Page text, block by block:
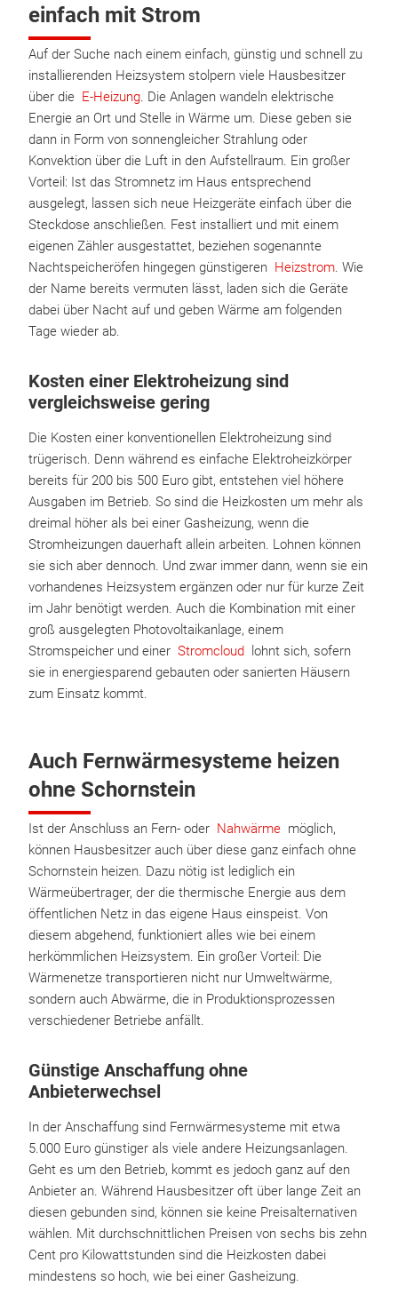
einfach mit Strom
Auf der Suche nach einem einfach, günstig und schnell zu
installierenden Heizsystem stolpern viele Hausbesitzer
über die E-Heizung. Die Anlagen wandeln elektrische
Energie an Ort und Stelle in Wärme um. Diese geben sie
dann in Form von sonnengleicher Strahlung oder
Konvektion über die Luft in den Aufstellraum. Ein großer
Vorteil: Ist das Stromnetz im Haus entsprechend
ausgelegt, lassen sich neue Heizgeräte einfach über die
Steckdose anschließen. Fest installiert und mit einem
eigenen Zähler ausgestattet, beziehen sogenannte
Nachtspeicheröfen hingegen günstigeren Heizstrom. Wie
der Name bereits vermuten lässt, laden sich die Geräte
dabei über Nacht auf und geben Wärme am folgenden
Tage wieder ab.
Kosten einer Elektroheizung sind
vergleichsweise gering
Die Kosten einer konventionellen Elektroheizung sind
trügerisch. Denn während es einfache Elektroheizkörper
bereits für 200 bis 500 Euro gibt, entstehen viel höhere
Ausgaben im Betrieb. So sind die Heizkosten um mehr als
dreimal höher als bei einer Gasheizung, wenn die
Stromheizungen dauerhaft allein arbeiten. Lohnen können
sie sich aber dennoch. Und zwar immer dann, wenn sie ein
vorhandenes Heizsystem ergänzen oder nur für kurze Zeit
im Jahr benötigt werden. Auch die Kombination mit einer
groß ausgelegten Photovoltaikanlage, einem
Stromspeicher und einer Stromcloud lohnt sich, sofern
sie in energiesparend gebauten oder sanierten Häusern
zum Einsatz kommt.
Auch Fernwärmesysteme heizen
ohne Schornstein
Ist der Anschluss an Fern- oder Nahwärme möglich,
können Hausbesitzer auch über diese ganz einfach ohne
Schornstein heizen. Dazu nötig ist lediglich ein
Wärmeübertrager, der die thermische Energie aus dem
öffentlichen Netz in das eigene Haus einspeist. Von
diesem abgehend, funktioniert alles wie bei einem
herkömmlichen Heizsystem. Ein großer Vorteil: Die
Wärmenetze transportieren nicht nur Umweltwärme,
sondern auch Abwärme, die in Produktionsprozessen
verschiedener Betriebe anfällt.
Günstige Anschaffung ohne
Anbieterwechsel
In der Anschaffung sind Fernwärmesysteme mit etwa
5.000 Euro günstiger als viele andere Heizungsanlagen.
Geht es um den Betrieb, kommt es jedoch ganz auf den
Anbieter an. Während Hausbesitzer oft über lange Zeit an
diesen gebunden sind, können sie keine Preisalternativen
wählen. Mit durchschnittlichen Preisen von sechs bis zehn
Cent pro Kilowattstunden sind die Heizkosten dabei
mindestens so hoch, wie bei einer Gasheizung.